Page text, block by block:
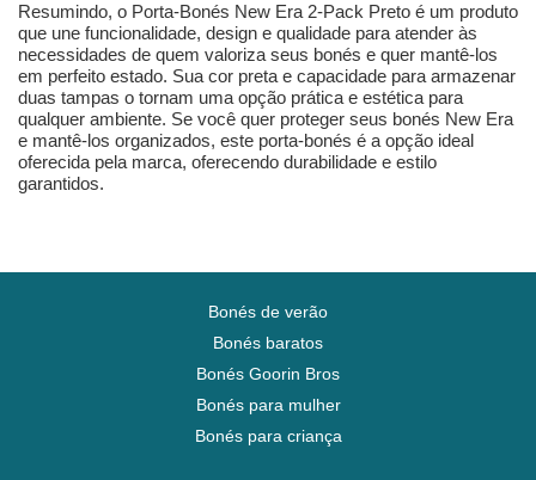
Resumindo, o Porta-Bonés New Era 2-Pack Preto é um produto
que une funcionalidade, design e qualidade para atender às
necessidades de quem valoriza seus bonés e quer mantê-los
em perfeito estado. Sua cor preta e capacidade para armazenar
duas tampas o tornam uma opção prática e estética para
qualquer ambiente. Se você quer proteger seus bonés New Era
e mantê-los organizados, este porta-bonés é a opção ideal
oferecida pela marca, oferecendo durabilidade e estilo
garantidos.
Bonés de verão
Bonés baratos
Bonés Goorin Bros
Bonés para mulher
Bonés para criança